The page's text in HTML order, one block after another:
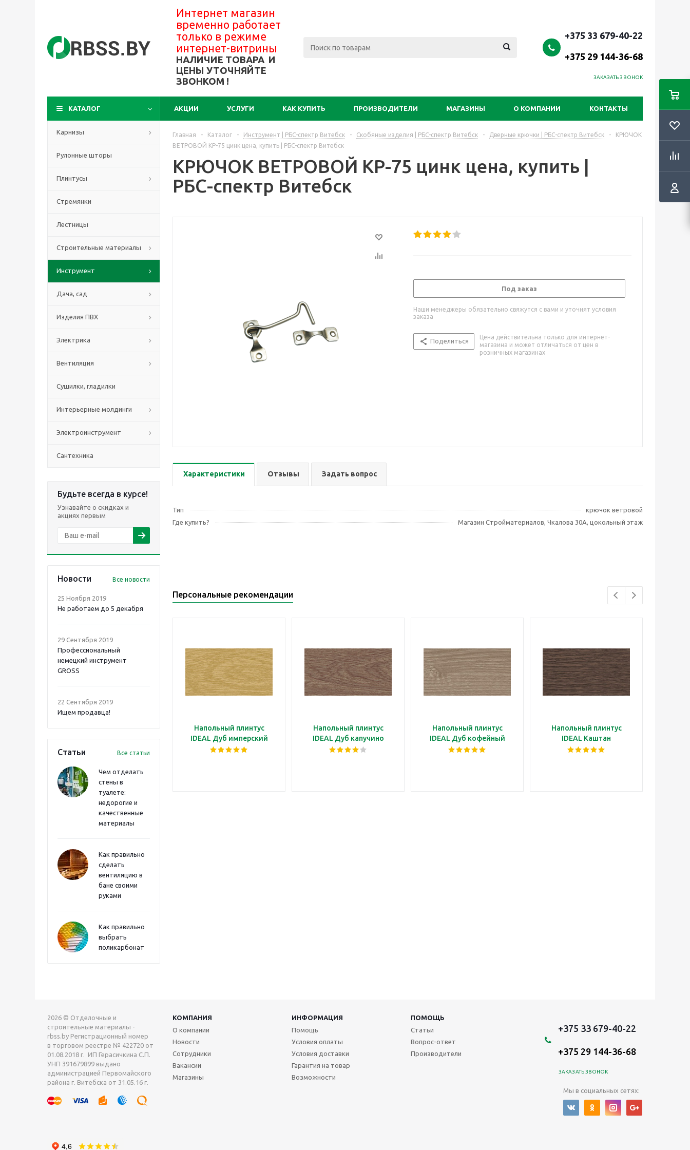
Интернет магазин
временно работает
только в режиме
интернет-витрины
НАЛИЧИЕ ТОВАРА И
ЦЕНЫ УТОЧНЯЙТЕ
ЗВОНКОМ !
+375 33 679-40-22
+375 29 144-36-68
ЗАКАЗАТЬ ЗВОНОК
КАТАЛОГ АКЦИИ УСЛУГИ КАК КУПИТЬ ПРОИЗВОДИТЕЛИ МАГАЗИНЫ О КОМПАНИИ КОНТАКТЫ
Карнизы
Рулонные шторы
Плинтусы
Стремянки
Лестницы
Строительные материалы
Инструмент
Дача, сад
Изделия ПВХ
Электрика
Вентиляция
Сушилки, гладилки
Интерьерные молдинги
Электроинструмент
Сантехника
Будьте всегда в курсе!
Узнавайте о скидках и
акциях первым
Новости Все новости
25 Ноября 2019
Не работаем до 5 декабря
29 Сентября 2019
Профессиональный
немецкий инструмент
GROSS
22 Сентября 2019
Ищем продавца!
Статьи Все статьи
Чем отделать
стены в
туалете:
недорогие и
качественные
материалы
Как правильно
сделать
вентиляцию в
бане своими
руками
Как правильно
выбрать
поликарбонат
Главная - Каталог - Инструмент | РБС-спектр Витебск - Скобяные изделия | РБС-спектр Витебск - Дверные крючки | РБС-спектр Витебск -
КРЮЧОК
ВЕТРОВОЙ КР-75 цинк цена, купить | РБС-спектр Витебск
КРЮЧОК ВЕТРОВОЙ КР-75 цинк цена, купить |
РБС-спектр Витебск
Под заказ
Наши менеджеры обязательно свяжутся с вами и уточнят условия
заказа
Поделиться
Цена действительна только для интернет-
магазина и может отличаться от цен в
розничных магазинах
Характеристики Отзывы Задать вопрос
Тип
крючок ветровой
Где купить?
Магазин Стройматериалов, Чкалова 30А, цокольный этаж
Персональные рекомендации
Напольный плинтус
IDEAL Дуб имперский
Напольный плинтус
IDEAL Дуб капучино
Напольный плинтус
IDEAL Дуб кофейный
Напольный плинтус
IDEAL Каштан
2026 © Отделочные и
строительные материалы -
rbss.by Регистрационный номер
в торговом реестре № 422720 от
01.08.2018 г. ИП Герасичкина С.П.
УНП 391679899 выдано
администрацией Первомайского
района г. Витебска от 31.05.16 г.
КОМПАНИЯ ИНФОРМАЦИЯ
ПОМОЩЬ
О компании
Новости
Сотрудники
Вакансии
Магазины
Помощь
Условия оплаты
Условия доставки
Гарантия на товар
Возможности
Статьи
Вопрос-ответ
Производители
+375 33 679-40-22
+375 29 144-36-68
ЗАКАЗАТЬ ЗВОНОК
Мы в социальных сетях: